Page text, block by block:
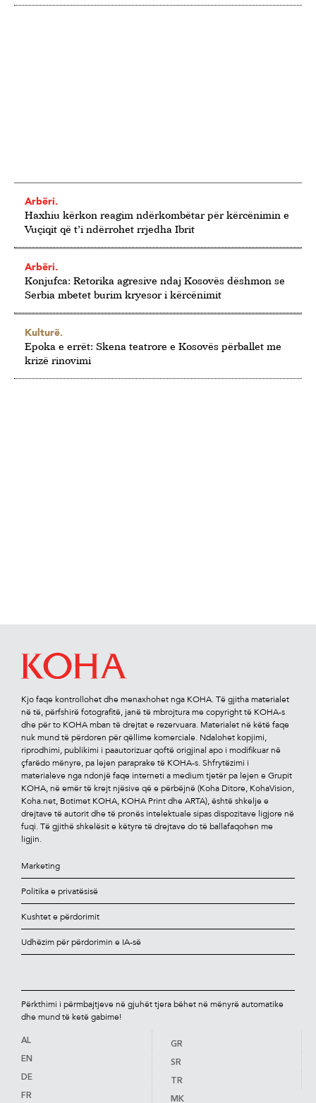
Arbëri.
Haxhiu kërkon reagim ndërkombëtar për kërcënimin e
Vuçiqit që t’i ndërrohet rrjedha Ibrit
Arbëri.
Konjufca: Retorika agresive ndaj Kosovës dëshmon se
Serbia mbetet burim kryesor i kërcënimit
Kulturë.
Epoka e errët: Skena teatrore e Kosovës përballet me
krizë rinovimi
Kjo faqe kontrollohet dhe menaxhohet nga KOHA. Të gjitha materialet
në të, përfshirë fotograﬁtë, janë të mbrojtura me copyright të KOHA-s
dhe për to KOHA mban të drejtat e rezervuara. Materialet në këtë faqe
nuk mund të përdoren për qëllime komerciale. Ndalohet kopjimi,
riprodhimi, publikimi i paautorizuar qoftë origjinal apo i modiﬁkuar në
çfarëdo mënyre, pa lejen paraprake të KOHA-s. Shfrytëzimi i
materialeve nga ndonjë faqe interneti a medium tjetër pa lejen e Grupit
KOHA, në emër të krejt njësive që e përbëjnë (Koha Ditore, KohaVision,
Koha.net, Botimet KOHA, KOHA Print dhe ARTA), është shkelje e
drejtave të autorit dhe të pronës intelektuale sipas dispozitave ligjore në
fuqi. Të gjithë shkelësit e këtyre të drejtave do të ballafaqohen me
ligjin.
Marketing
Politika e privatësisë
Kushtet e përdorimit
Udhëzim për përdorimin e IA-së
Përkthimi i përmbajtjeve në gjuhët tjera bëhet në mënyrë automatike
dhe mund të ketë gabime!
AL
EN
DE
FR
GR
SR
TR
MK